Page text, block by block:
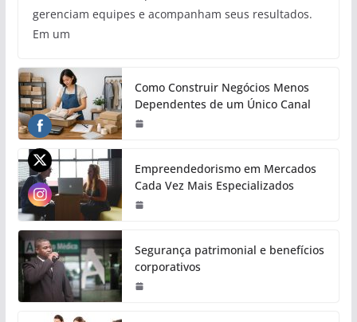
gerenciam equipes e acompanham seus resultados.
Em um
Como Construir Negócios Menos
Dependentes de um Único Canal
Empreendedorismo em Mercados
Cada Vez Mais Especializados
Segurança patrimonial e benefícios
corporativos